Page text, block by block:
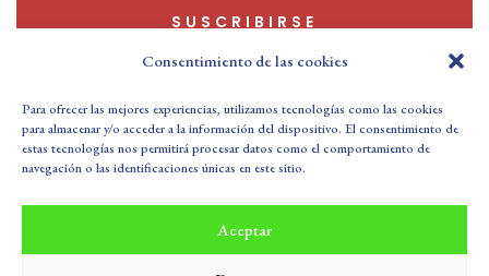
Consentimiento de las cookies
Para ofrecer las mejores experiencias, utilizamos tecnologías como las cookies
para almacenar y/o acceder a la información del dispositivo. El consentimiento de
estas tecnologías nos permitirá procesar datos como el comportamiento de
navegación o las identificaciones únicas en este sitio.
Aceptar
SUSCRIBIRSE
Política de Privacidad
Aviso Legal
Buzón de Sugerencias